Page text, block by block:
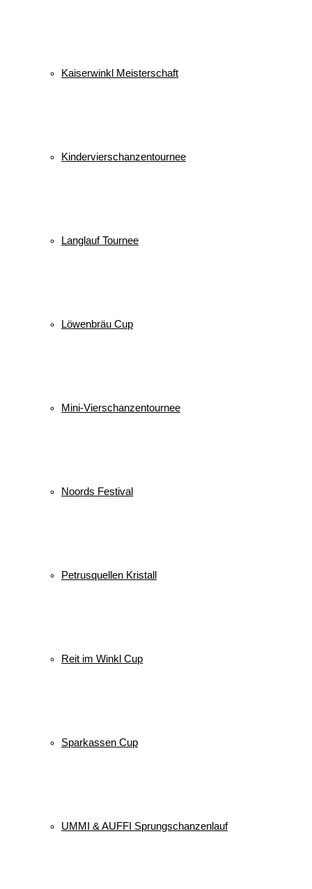
Kaiserwinkl Meisterschaft
Kindervierschanzentournee
Langlauf Tournee
Löwenbräu Cup
Mini-Vierschanzentournee
Noords Festival
Petrusquellen Kristall
Reit im Winkl Cup
Sparkassen Cup
UMMI & AUFFI Sprungschanzenlauf